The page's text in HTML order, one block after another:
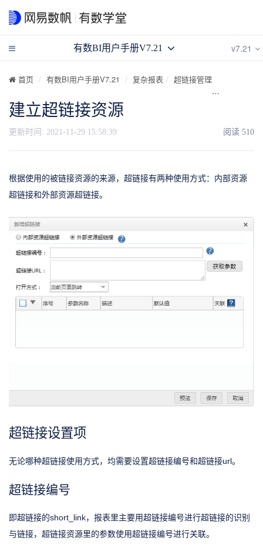
首页 有数BI用户手册V7.21 复杂报表 超链接管理
建立超链接资源
更新时间: 2021-11-29 15:58:39 阅读 510
根据使用的被链接资源的来源，超链接有两种使用方式：内部资源
超链接和外部资源超链接。
超链接设置项
无论哪种超链接使用方式，均需要设置超链接编号和超链接url。
超链接编号
即超链接的short_link，报表里主要用超链接编号进行超链接的识别
与链接，超链接资源里的参数使用超链接编号进行关联。
有数BI用户手册V7.21 v7.21